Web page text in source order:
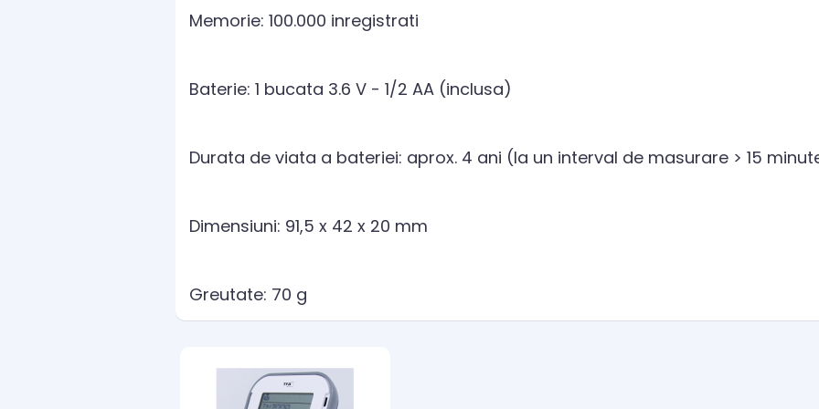
Memorie: 100.000 inregistrati
Baterie: 1 bucata 3.6 V - 1/2 AA (inclusa)
Durata de viata a bateriei: aprox. 4 ani (la un interval de masurare > 15
Dimensiuni: 91,5 x 42 x 20 mm
Greutate: 70 g